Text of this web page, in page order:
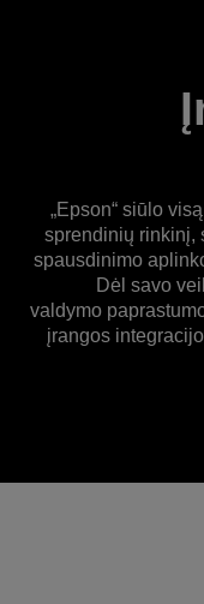
„Epson“ siūlo
sprendinių rinkinį,
spausdinimo
Dėl savo
valdymo
įrangos